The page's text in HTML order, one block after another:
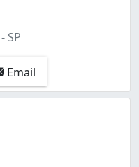
SP
Email